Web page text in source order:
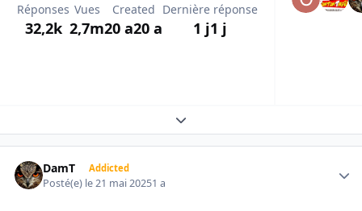
Réponses
32,2k
Vues
2,7m
Created
20 a20 a
Dernière réponse
1 j1 j
Expand topic overview
DamT Addicted
Posté(e) le 21 mai 20251 a